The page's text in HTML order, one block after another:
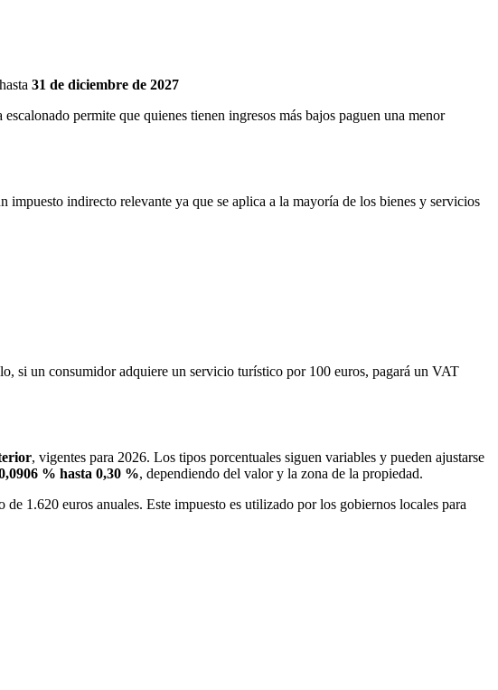
31 de diciembre de 2027
permite que quienes tienen ingresos más bajos paguen una menor
indirecto relevante ya que se aplica a la mayoría de los bienes y servicios
si un consumidor adquiere un servicio turístico por 100 euros, pagará un VAT
, vigentes para 2026. Los tipos porcentuales siguen variables y pueden ajustarse
% hasta 0,30 %, dependiendo del valor y la zona de la propiedad.
1.620 euros anuales. Este impuesto es utilizado por los gobiernos locales para